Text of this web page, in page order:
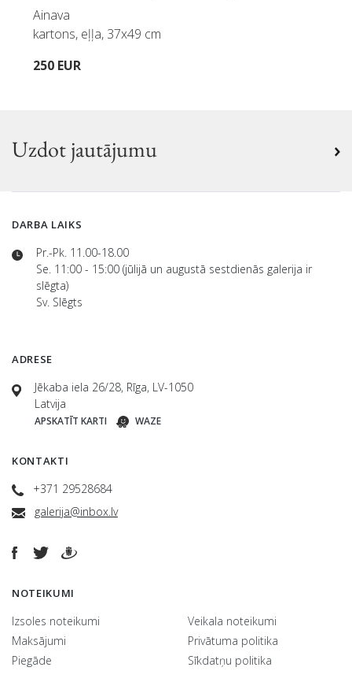
Ainava
kartons, eļļa, 37x49 cm
250 EUR
Uzdot jautājumu
DARBA LAIKS
Pr.-Pk. 11.00-18.00
Se. 11:00 - 15:00 (jūlijā un augustā sestdienās galerija ir
slēgta)
Sv. Slēgts
ADRESE
Jēkaba iela 26/28, Rīga, LV-1050
Latvija
APSKATĪT KARTI WAZE
KONTAKTI
+371 29528684
galerija@inbox.lv
NOTEIKUMI
Izsoles noteikumi
Maksājumi
Piegāde
Veikala noteikumi
Privātuma politika
Sīkdatņu politika